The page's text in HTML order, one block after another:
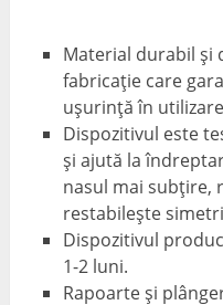
Material durabil și
fabricație care
ușurință în
Dispozitivul este
și ajută la
nasul mai subțire,
restabilește
Dispozitivul
1-2 luni.
Rapoarte și